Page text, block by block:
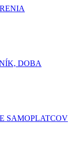
DOBA
SAMOPLATCOV